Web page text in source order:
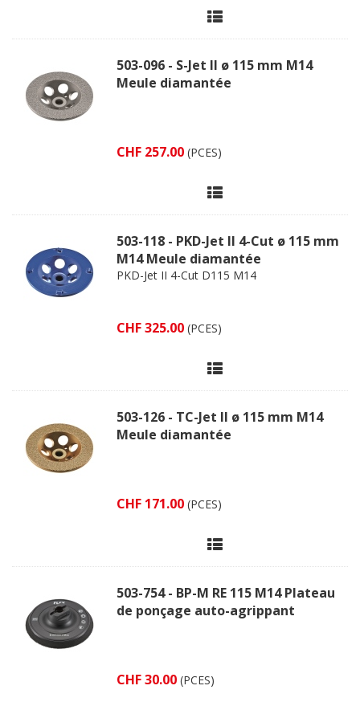
503-096 - S-Jet II ø 115 mm M14
Meule diamantée
CHF 257.00 (PCES)
503-118 - PKD-Jet II 4-Cut ø 115 mm
M14 Meule diamantée
PKD-Jet II 4-Cut D115 M14
CHF 325.00 (PCES)
503-126 - TC-Jet II ø 115 mm M14
Meule diamantée
CHF 171.00 (PCES)
503-754 - BP-M RE 115 M14 Plateau
de ponçage auto-agrippant
CHF 30.00 (PCES)